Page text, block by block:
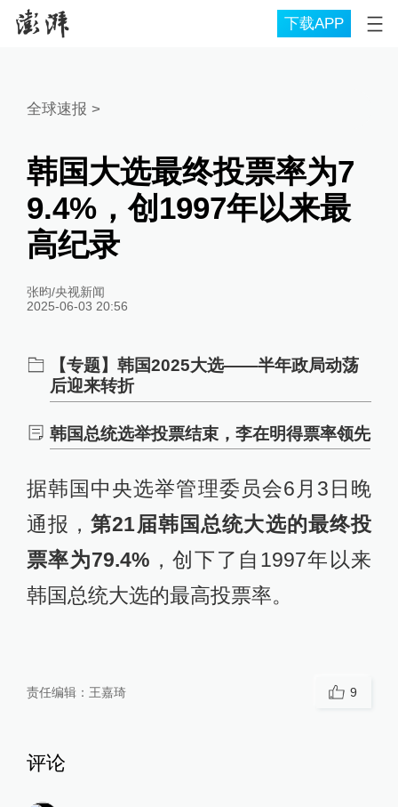
下载APP
全球速报 >
韩国大选最终投票率为7
9.4%，创1997年以来最
高纪录
张昀/央视新闻
2025-06-03 20:56
【专题】韩国2025大选——半年政局动荡
后迎来转折
韩国总统选举投票结束，李在明得票率领先
据韩国中央选举管理委员会6月3日晚
通报，第21届韩国总统大选的最终投
票率为79.4% ，创下了自1997年以来
韩国总统大选的最高投票率。
责任编辑： 王嘉琦 9
评论